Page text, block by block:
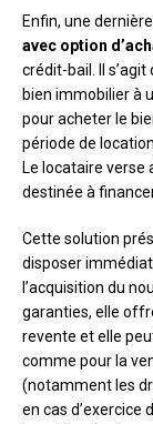
Enfin, une
avec option
crédit-bail. Il
bien immobilier à
pour acheter le
période de
Le locataire verse
destinée à
Cette solution
disposer
l’acquisition du
garanties, elle
revente et elle
comme pour la
(notamment les
en cas d’exercice